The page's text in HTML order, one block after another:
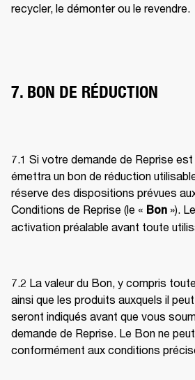
recycler, le démonter ou le revendre.
7. BON DE RÉDUCTION
7.1 Si votre demande de Reprise
émettra un bon de réduction
réserve des dispositions prévues
Conditions de Reprise (le « Bon »).
activation préalable avant toute
7.2 La valeur du Bon, y compris
ainsi que les produits auxquels il
seront indiqués avant que vous
demande de Reprise. Le Bon ne
conformément aux conditions